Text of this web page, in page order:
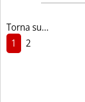
Torna su...
1
2